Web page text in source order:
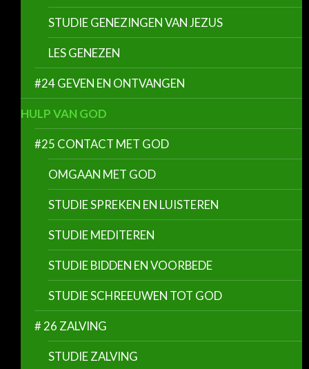
STUDIE GENEZINGEN VAN JEZUS
LES GENEZEN
#24 GEVEN EN ONTVANGEN
HULP VAN GOD
#25 CONTACT MET GOD
OMGAAN MET GOD
STUDIE SPREKEN EN LUISTEREN
STUDIE MEDITEREN
STUDIE BIDDEN EN VOORBEDE
STUDIE SCHREEUWEN TOT GOD
# 26 ZALVING
STUDIE ZALVING